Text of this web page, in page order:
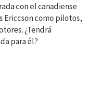
con el canadiense
Ericcson como pilotos,
¿Tendrá
para él?